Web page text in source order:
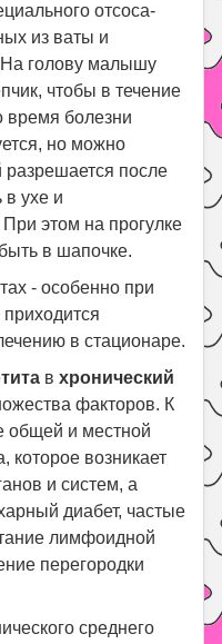
отсоса-
из ваты и
голову малышу
чтобы в течение
время болезни
но можно
разрешается после
в ухе и
этом на прогулке
в шапочке.
- особенно при
в стационаре.
вхронический
факторов. К
общей и местной
которое возникает
и систем, а
диабет, частые
лимфоидной
перегородки
среднего